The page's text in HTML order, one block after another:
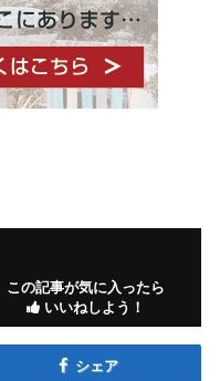
この記事が気に入ったら
いいねしよう！
シェア